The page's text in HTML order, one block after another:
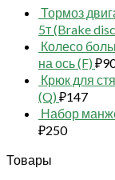
Тормоз
5т (Brake
Колесо
на ось (F) ₽
Крюк для
(Q) ₽147
Набор
₽250
Товары